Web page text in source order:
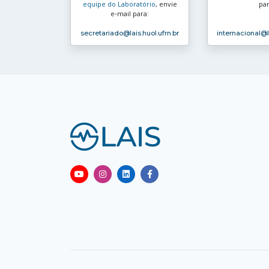
equipe do Laboratório, envie
e‑mail para:
secretariado@lais.huol.ufrn.br internacional